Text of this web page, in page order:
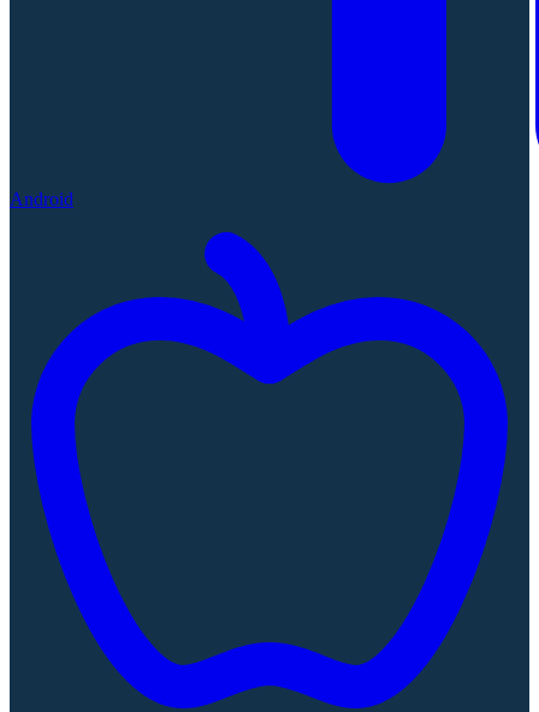
Android